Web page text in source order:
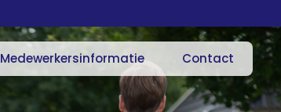
Medewerkersinformatie Contact